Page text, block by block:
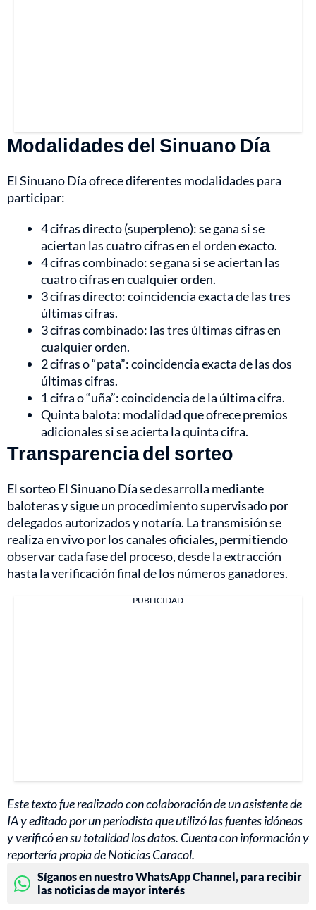
Modalidades del Sinuano Día
El Sinuano Día ofrece diferentes modalidades para
participar:
4 cifras directo (superpleno): se gana si se
aciertan las cuatro cifras en el orden exacto.
4 cifras combinado: se gana si se aciertan las
cuatro cifras en cualquier orden.
3 cifras directo: coincidencia exacta de las tres
últimas cifras.
3 cifras combinado: las tres últimas cifras en
cualquier orden.
2 cifras o “pata”: coincidencia exacta de las dos
últimas cifras.
1 cifra o “uña”: coincidencia de la última cifra.
Quinta balota: modalidad que ofrece premios
adicionales si se acierta la quinta cifra.
Transparencia del sorteo
El sorteo El Sinuano Día se desarrolla mediante
baloteras y sigue un procedimiento supervisado por
delegados autorizados y notaría. La transmisión se
realiza en vivo por los canales oficiales, permitiendo
observar cada fase del proceso, desde la extracción
hasta la verificación final de los números ganadores.
PUBLICIDAD
Este texto fue realizado con colaboración de un asistente de
IA y editado por un periodista que utilizó las fuentes idóneas
y verificó en su totalidad los datos. Cuenta con información y
reportería propia de Noticias Caracol.
Síganos en nuestro WhatsApp Channel, para recibir
las noticias de mayor interés